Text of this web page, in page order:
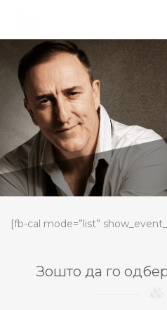
[fb-cal mode=”list”
Зошто да го